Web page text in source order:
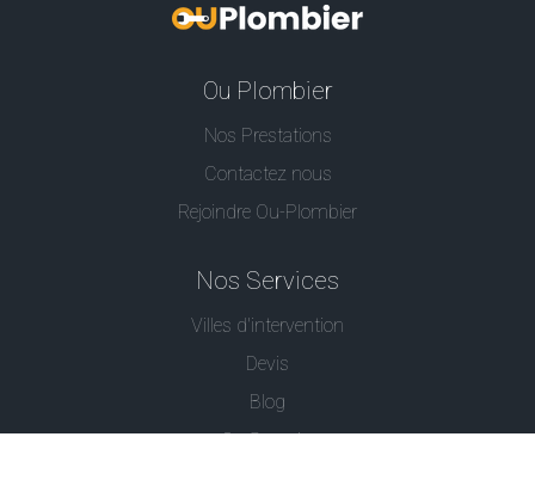
Ou Plombier
Nos Prestations
Contactez nous
Rejoindre Ou-Plombier
Nos Services
Villes d'intervention
Devis
Blog
Ou Serrurier